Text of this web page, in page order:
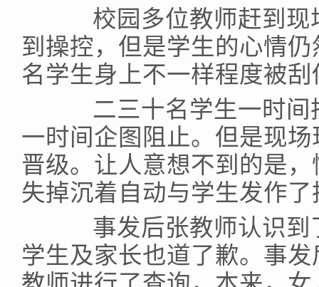
校园多位教师赶到现
到操控，但是学生的心情
名学生身上不一样程度被
二三十名学生一时间
一时间企图阻止。但是现
晋级。让人意想不到的是
失掉沉着自动与学生发作
事发后张教师认识到
学生及家长也道了歉。事